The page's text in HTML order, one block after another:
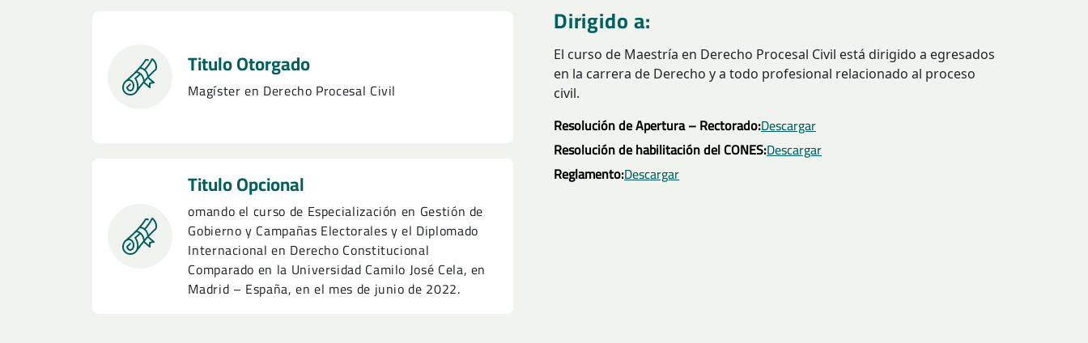
Titulo Otorgado
Magíster en Derecho Procesal Civil
Titulo Opcional
omando el curso de Especialización en Gestión de
Gobierno y Campañas Electorales y el Diplomado
Internacional en Derecho Constitucional
Comparado en la Universidad Camilo José Cela, en
Madrid – España, en el mes de junio de 2022.
Dirigido a:
El curso de Maestría en Derecho Procesal Civil está dirigido a egresados
en la carrera de Derecho y a todo profesional relacionado al proceso
civil.
Resolución de Apertura – Rectorado:Descargar
Resolución de habilitación del CONES:Descargar
Reglamento:Descargar